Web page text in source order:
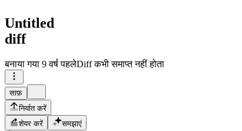
Untitled
diff
बनाया गया 9 वर्ष पहलेDiff कभी समाप्त नहीं होता
साफ़
निर्यात करें
शेयर करें
समझाएं